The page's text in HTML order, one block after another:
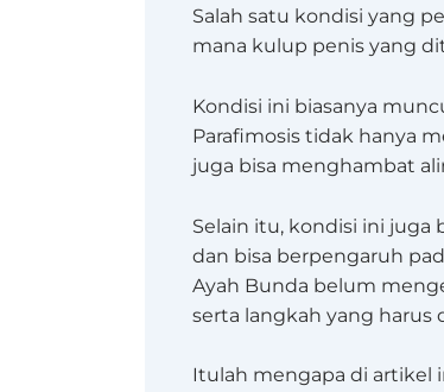
Salah satu kondisi yang
mana kulup penis yang
Kondisi ini biasanya
Parafimosis tidak hanya
juga bisa menghambat
Selain itu, kondisi ini juga
dan bisa berpengaruh
Ayah Bunda belum
serta langkah yang harus
Itulah mengapa di artikel